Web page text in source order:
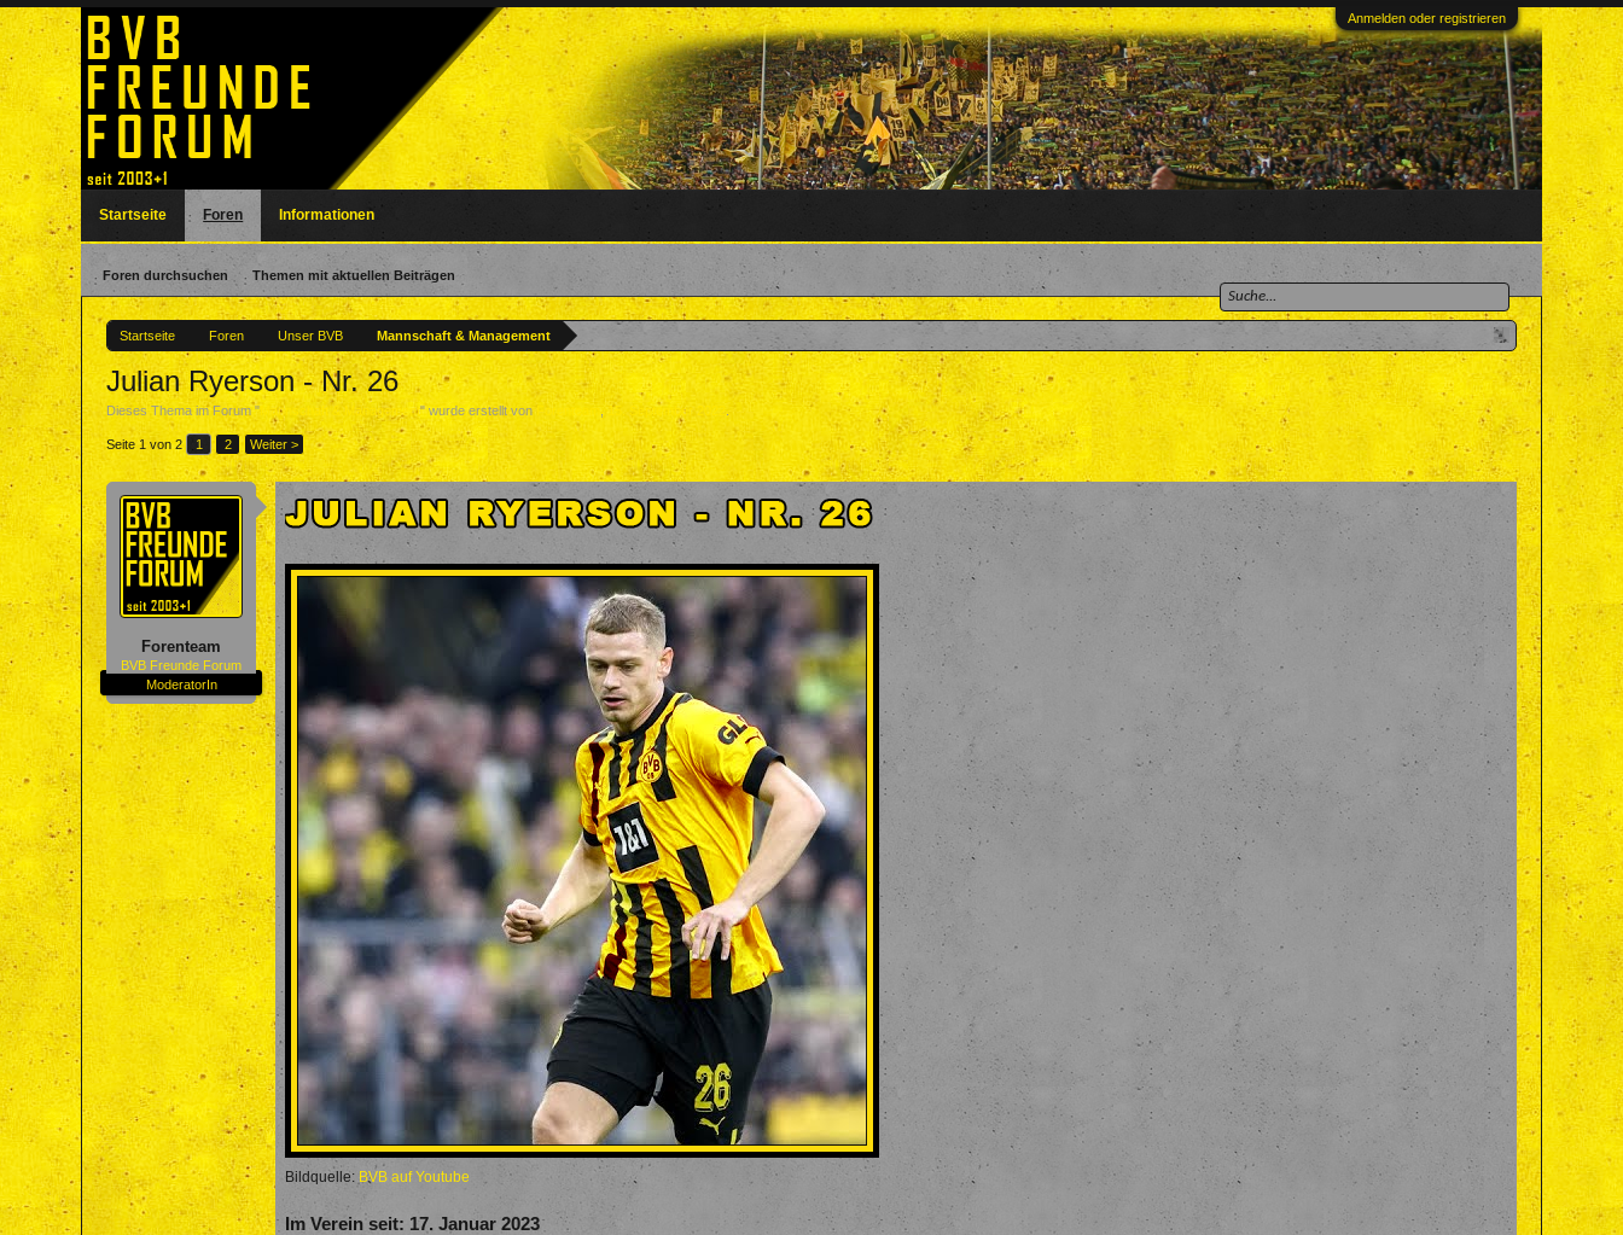
Anmelden oder registrieren
Startseite Foren Unser BVB Mannschaft & Management
Julian Ryerson - Nr. 26
Dieses Thema im Forum "Mannschaft & Management" wurde erstellt von Forenteam,15. September 2022 .
Seite 1 von 2 1 2 Weiter >
Forenteam
BVB Freunde Forum
ModeratorIn
Bildquelle: BVB auf Youtube
Im Verein seit: 17. Januar 2023
Startseite Foren
Foren durchsuchen Themen mit aktuellen Beiträgen
Informationen